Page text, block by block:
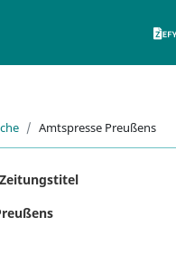
Amtspresse Preußens